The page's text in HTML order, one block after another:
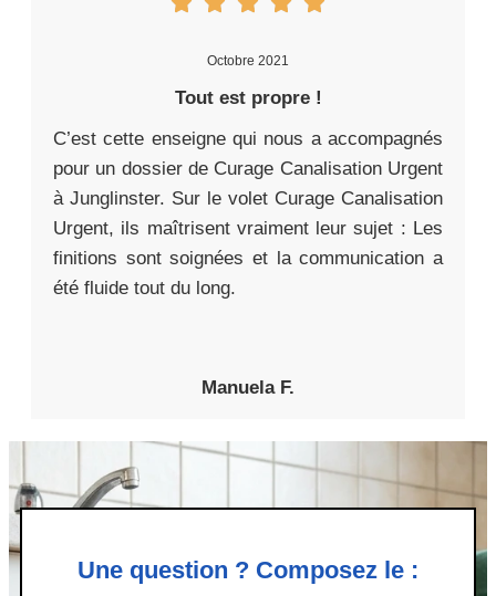
Octobre 2021
Tout est propre !
C’est cette enseigne qui nous a accompagnés
pour un dossier de Curage Canalisation Urgent
à Junglinster. Sur le volet Curage Canalisation
Urgent, ils maîtrisent vraiment leur sujet : Les
finitions sont soignées et la communication a
été fluide tout du long.
Manuela F.
Une question ? Composez le :